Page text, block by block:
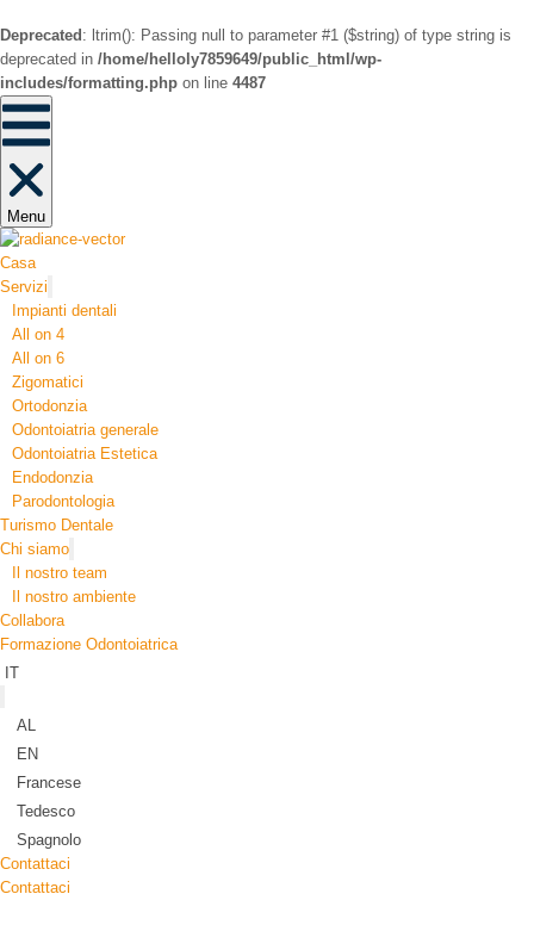
Deprecated : ltrim(): Passing null to parameter #1 ($string) of type string is
deprecated in /home/helloly7859649/public_html/wp-
includes/formatting.php on line 4487
Menu
Casa
Servizi
Impianti dentali
All on 4
All on 6
Zigomatici
Ortodonzia​
Odontoiatria generale
Odontoiatria Estetica
Endodonzia
Parodontologia
Turismo Dentale
Chi siamo
Il nostro team
Il nostro ambiente
Collabora
Formazione Odontoiatrica
IT
AL
EN
Francese
Tedesco
Spagnolo
Contattaci
Contattaci